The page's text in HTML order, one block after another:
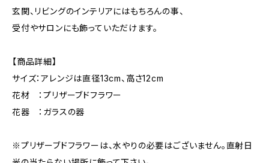
玄関、リビングのインテリアにはもちろんの事、
受付やサロンにも飾っていただけます。
【商品詳細】
サイズ：アレンジは直径13cm、高さ12cm
花材 ：プリザーブドフラワー
花器 ：ガラスの器
※プリザーブドフラワーは、水やりの必要はございません。直射日